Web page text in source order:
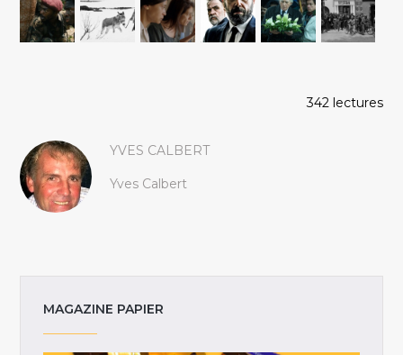
342 lectures
YVES CALBERT
Yves Calbert
MAGAZINE PAPIER